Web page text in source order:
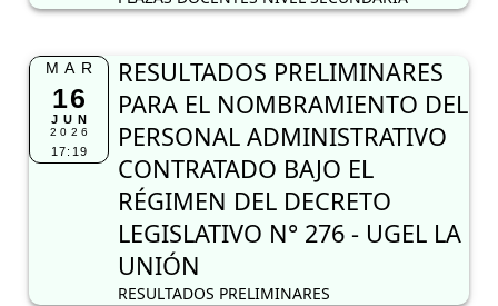
MAR
16
JUN
2026
17:19
RESULTADOS PRELIMINARES
PARA EL NOMBRAMIENTO DEL
PERSONAL ADMINISTRATIVO
CONTRATADO BAJO EL
RÉGIMEN DEL DECRETO
LEGISLATIVO N° 276 - UGEL LA
UNIÓN
RESULTADOS PRELIMINARES